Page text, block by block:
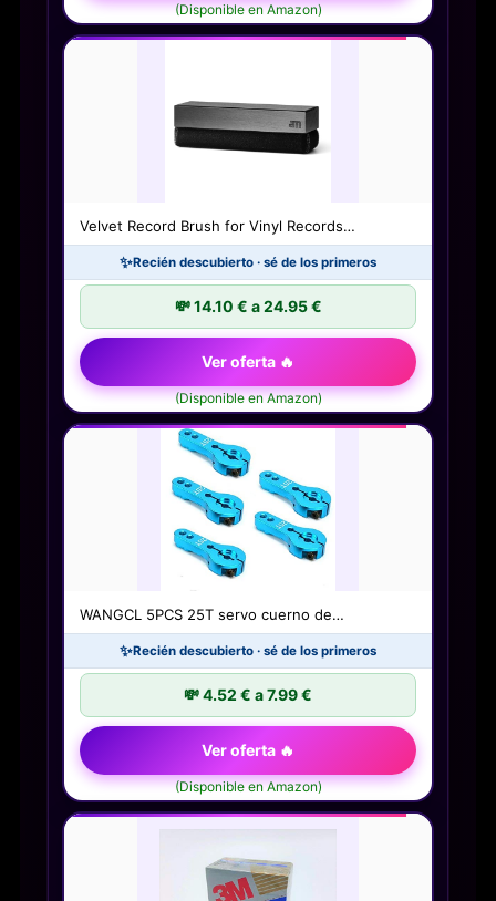
(Disponible en Amazon)
Velvet Record Brush for Vinyl Records…
✨Recién descubierto · sé de los primeros
💸 14.10 € a 24.95 €
Ver oferta 🔥
(Disponible en Amazon)
WANGCL 5PCS 25T servo cuerno de…
✨Recién descubierto · sé de los primeros
💸 4.52 € a 7.99 €
Ver oferta 🔥
(Disponible en Amazon)